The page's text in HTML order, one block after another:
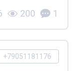
200 1
+79051181176